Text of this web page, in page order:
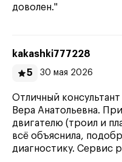
доволен."
kakashki777228
5
30 мая 2026
Отличный
Вера Анатольевна.
двигателю (троил и
всё объяснила,
диагностику. Сервис